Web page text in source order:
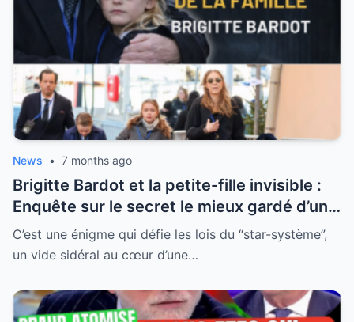
News • 7 months ago
Brigitte Bardot et la petite-fille invisible :
Enquête sur le secret le mieux gardé d’une
famille qui a choisi l’effacement
C’est une énigme qui défie les lois du “star-système”,
un vide sidéral au cœur d’une…